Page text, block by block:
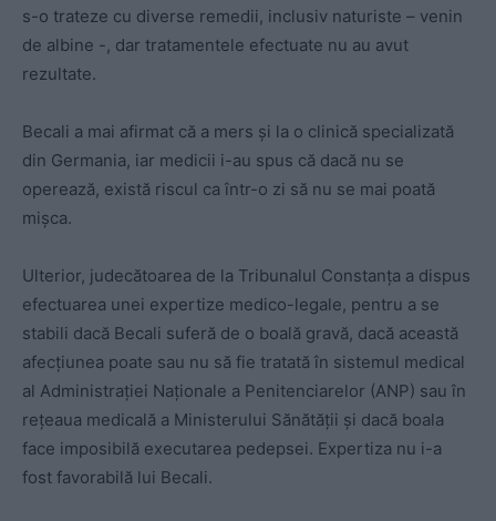
s-o trateze cu diverse remedii, inclusiv naturiste – venin
de albine -, dar tratamentele efectuate nu au avut
rezultate.
Becali a mai afirmat că a mers şi la o clinică specializată
din Germania, iar medicii i-au spus că dacă nu se
operează, există riscul ca într-o zi să nu se mai poată
mişca.
Ulterior, judecătoarea de la Tribunalul Constanţa a dispus
efectuarea unei expertize medico-legale, pentru a se
stabili dacă Becali suferă de o boală gravă, dacă această
afecţiunea poate sau nu să fie tratată în sistemul medical
al Administraţiei Naţionale a Penitenciarelor (ANP) sau în
reţeaua medicală a Ministerului Sănătăţii şi dacă boala
face imposibilă executarea pedepsei. Expertiza nu i-a
fost favorabilă lui Becali.